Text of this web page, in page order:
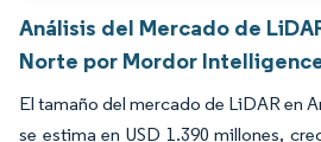
Análisis del Mercado de
Norte por Mordor
El tamaño del mercado de LiDAR en
se estima en USD 1.390 millones,